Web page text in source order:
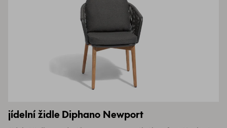
jídelní židle Diphano Newport